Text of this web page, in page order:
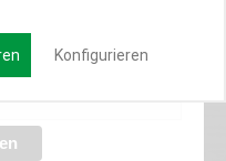
Konfigurieren